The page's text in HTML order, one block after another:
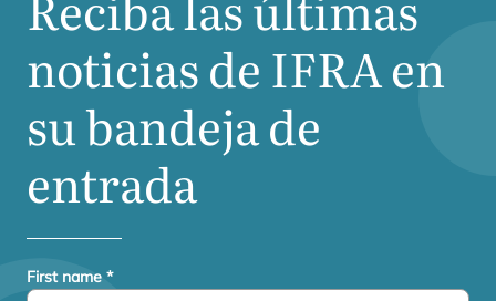
noticias deIFRAen
su bandeja de
entrada
First name *